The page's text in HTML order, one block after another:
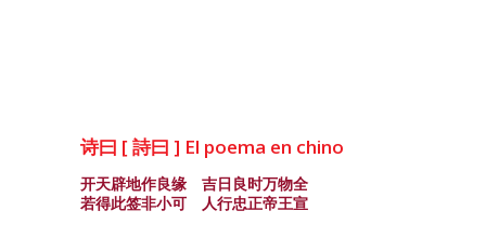
诗曰 [ 詩曰 ] El poema en chino
开天辟地作良缘 吉日良时万物全
若得此签非小可 人行忠正帝王宣